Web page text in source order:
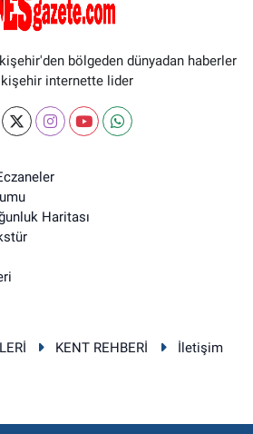
bölgeden dünyadan haberler
internette lider
Haritası
KENT REHBERİ
İletişim